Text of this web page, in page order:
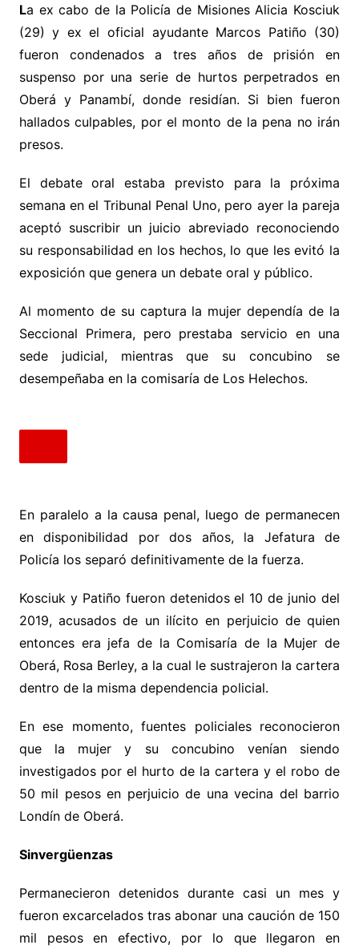
La ex cabo de la Policía de Misiones Alicia Kosciuk
(29) y ex el oficial ayudante Marcos Patiño (30)
fueron condenados a tres años de prisión en
suspenso por una serie de hurtos perpetrados en
Oberá y Panambí, donde residían. Si bien fueron
hallados culpables, por el monto de la pena no irán
presos.
El debate oral estaba previsto para la próxima
semana en el Tribunal Penal Uno, pero ayer la pareja
aceptó suscribir un juicio abreviado reconociendo
su responsabilidad en los hechos, lo que les evitó la
exposición que genera un debate oral y público.
Al momento de su captura la mujer dependía de la
Seccional Primera, pero prestaba servicio en una
sede judicial, mientras que su concubino se
desempeñaba en la comisaría de Los Helechos.
En paralelo a la causa penal, luego de permanecen
en disponibilidad por dos años, la Jefatura de
Policía los separó definitivamente de la fuerza.
Kosciuk y Patiño fueron detenidos el 10 de junio del
2019, acusados de un ilícito en perjuicio de quien
entonces era jefa de la Comisaría de la Mujer de
Oberá, Rosa Berley, a la cual le sustrajeron la cartera
dentro de la misma dependencia policial.
En ese momento, fuentes policiales reconocieron
que la mujer y su concubino venían siendo
investigados por el hurto de la cartera y el robo de
50 mil pesos en perjuicio de una vecina del barrio
Londín de Oberá.
Sinvergüenzas
Permanecieron detenidos durante casi un mes y
fueron excarcelados tras abonar una caución de 150
mil pesos en efectivo, por lo que llegaron en